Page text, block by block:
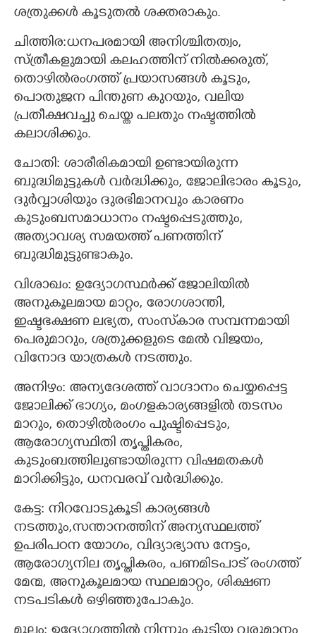
ശത്രുക്കൾ കൂടുതൽ ശക്തരാകും.
ചിത്തിര:ധനപരമായി അനിശ്ചിതത്വം,
സ്ത്രീകളുമായി കലഹത്തിന് നിൽക്കരുത്,
തൊഴിൽരംഗത്ത് പ്രയാസങ്ങൾ കൂടും,
പൊതുജന പിന്തുണ കുറയും, വലിയ
പ്രതീക്ഷവച്ചു ചെയ്ത പലതും നഷ്ടത്തിൽ
കലാശിക്കും.
ചോതി: ശാരീരികമായി ഉണ്ടായിരുന്ന
ബുദ്ധിമുട്ടുകൾ വർദ്ധിക്കും, ജോലിഭാരം കൂടും,
ദുർവ്വാശിയും ദുരഭിമാനവും കാരണം
കുടുംബസമാധാനം നഷ്ടപ്പെടുത്തും,
അത്യാവശ്യ സമയത്ത് പണത്തിന്
ബുദ്ധിമുട്ടുണ്ടാകും.
വിശാഖം: ഉദ്യോഗസ്ഥർക്ക് ജോലിയിൽ
അനുകൂലമായ മാറ്റം, രോഗശാന്തി,
ഇഷ്ടഭക്ഷണ ലഭ്യത, സംസ്‌കാര സമ്പന്നമായി
പെരുമാറും, ശത്രുക്കളുടെ മേൽ വിജയം,
വിനോദ യാത്രകൾ നടത്തും.
അനിഴം: അന്യദേശത്ത് വാഗ്ദാനം ചെയ്യപ്പെട്ട
ജോലിക്ക് ഭാഗ്യം, മംഗളകാര്യങ്ങളിൽ തടസം
മാറും, തൊഴിൽരംഗം പുഷ്ടിപ്പെടും,
ആരോഗ്യസ്ഥിതി തൃപ്തികരം,
കുടുംബത്തിലുണ്ടായിരുന്ന വിഷമതകൾ
മാറിക്കിട്ടും, ധനവരവ് വർദ്ധിക്കും.
കേട്ട: നിറവോടുകൂടി കാര്യങ്ങൾ
നടത്തും,സന്താനത്തിന് അന്യസ്ഥലത്ത്
ഉപരിപഠന യോഗം, വിദ്യാഭ്യാസ നേട്ടം,
ആരോഗ്യനില തൃപ്തികരം, പണമിടപാട് രംഗത്ത്
മേന്മ, അനുകൂലമായ സ്ഥലമാറ്റം, ശിക്ഷണ
നടപടികൾ ഒഴിഞ്ഞുപോകും.